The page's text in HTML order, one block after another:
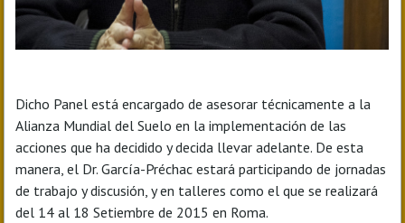
Dicho Panel está encargado de asesorar técnicamente a la
Alianza Mundial del Suelo en la implementación de las
acciones que ha decidido y decida llevar adelante. De esta
manera, el Dr. García-Préchac estará participando de jornadas
de trabajo y discusión, y en talleres como el que se realizará
del 14 al 18 Setiembre de 2015 en Roma.